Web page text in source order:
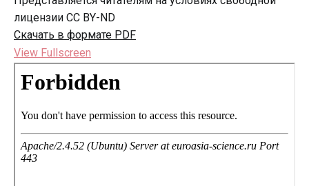
лицензии CC BY-ND
Скачать в формате PDF
View Fullscreen
Перейти
содержимому